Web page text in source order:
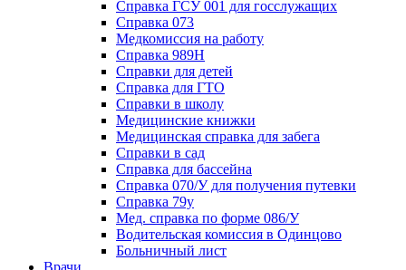
Справка ГСУ 001 для госслужащих
Справка 073
Медкомиссия на работу
Справка 989Н
Справки для детей
Справка для ГТО
Справки в школу
Медицинские книжки
Медицинская справка для забега
Справки в сад
Справка для бассейна
Справка 070/У для получения путевки
Справка 79у
Мед. справка по форме 086/У
Водительская комиссия в Одинцово
Больничный лист
Врачи